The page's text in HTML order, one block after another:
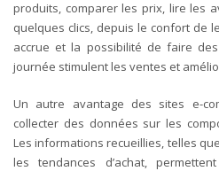
produits, comparer les prix, lire les
quelques clics, depuis le confort de
accrue et la possibilité de faire
journée stimulent les ventes et
Un autre avantage des sites e-
collecter des données sur les
Les informations recueillies, telles
les tendances d’achat,